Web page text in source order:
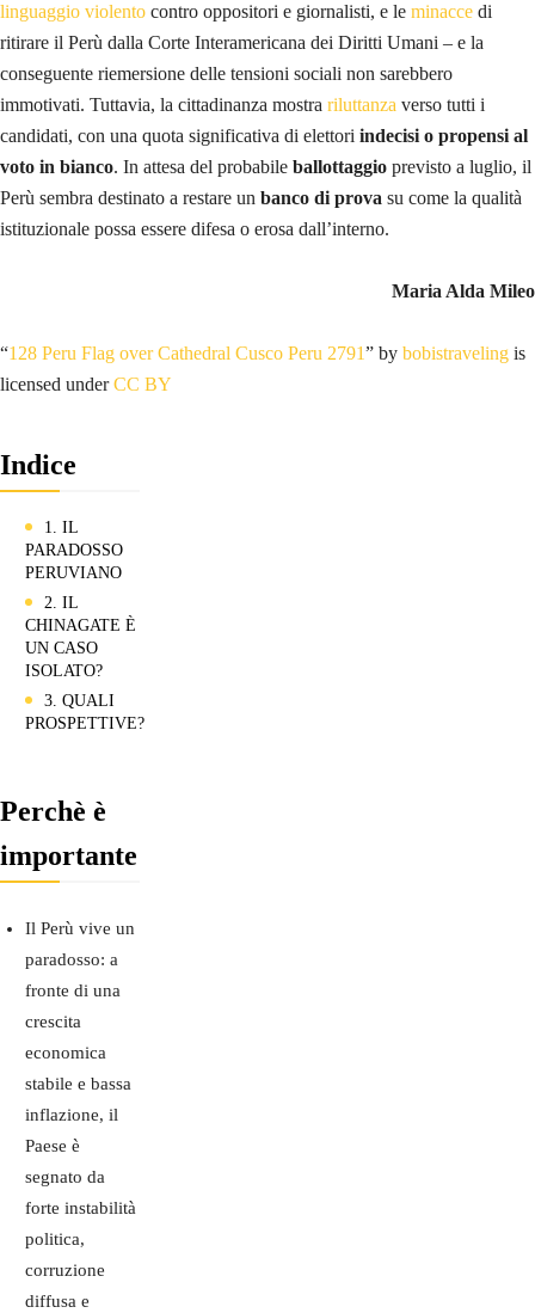
linguaggio violento contro oppositori e giornalisti, e le minacce di
ritirare il Perù dalla Corte Interamericana dei Diritti Umani – e la
conseguente riemersione delle tensioni sociali non sarebbero
immotivati. Tuttavia, la cittadinanza mostra riluttanza verso tutti i
candidati, con una quota significativa di elettori indecisi o propensi al
voto in bianco. In attesa del probabile ballottaggio previsto a luglio, il
Perù sembra destinato a restare un banco di prova su come la qualità
istituzionale possa essere difesa o erosa dall’interno.
Maria Alda Mileo
“128 Peru Flag over Cathedral Cusco Peru 2791” by bobistraveling is
licensed underCC BY
Indice
1. IL
PARADOSSO
PERUVIANO
2. IL
CHINAGATE È
UN CASO
ISOLATO?
3. QUALI
PROSPETTIVE?
Perchè è
importante
Il Perù vive un
paradosso: a
fronte di una
crescita
economica
stabile e bassa
inflazione, il
Paese è
segnato da
forte instabilità
politica,
corruzione
diffusa e